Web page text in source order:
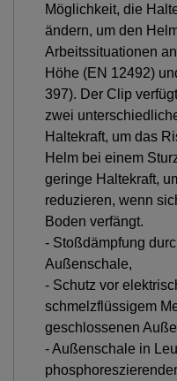
Möglichkeit, die
ändern, um den
Arbeitssituationen
Höhe (EN 12492)
397). Der Clip
zwei
Haltekraft, um das
Helm bei einem
geringe Haltekraft,
reduzieren, wenn
Boden verfängt.
- Stoßdämpfung
Außenschale,
- Schutz vor
schmelzflüssigem
geschlossenen
- Außenschale in